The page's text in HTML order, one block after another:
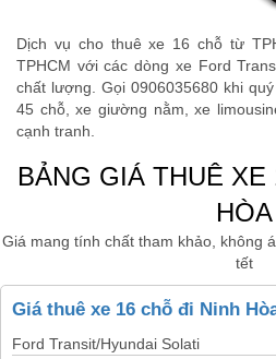
Dịch vụ cho thuê xe 16 chỗ từ
TPHCM với các dòng xe Ford
chất lượng. Gọi 0906035680 khi
45 chỗ, xe giường nằm, xe
cạnh tranh.
BẢNG GIÁ THUÊ
HÒA
Giá mang tính chất tham khảo, không
tết
Giá thuê xe 16 chỗ đi Ninh
Ford Transit/Hyundai Solati